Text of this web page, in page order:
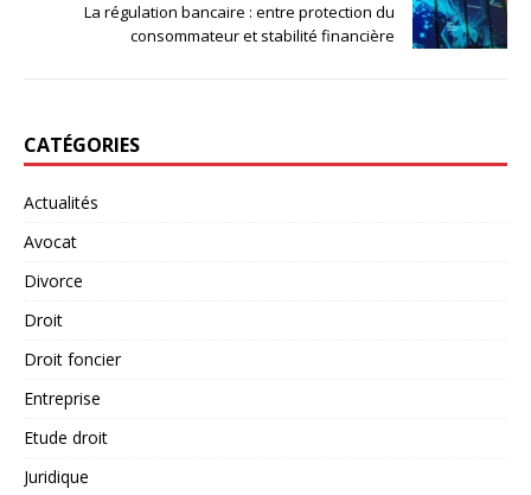
La régulation bancaire : entre protection du
consommateur et stabilité financière
CATÉGORIES
Actualités
Avocat
Divorce
Droit
Droit foncier
Entreprise
Etude droit
Juridique